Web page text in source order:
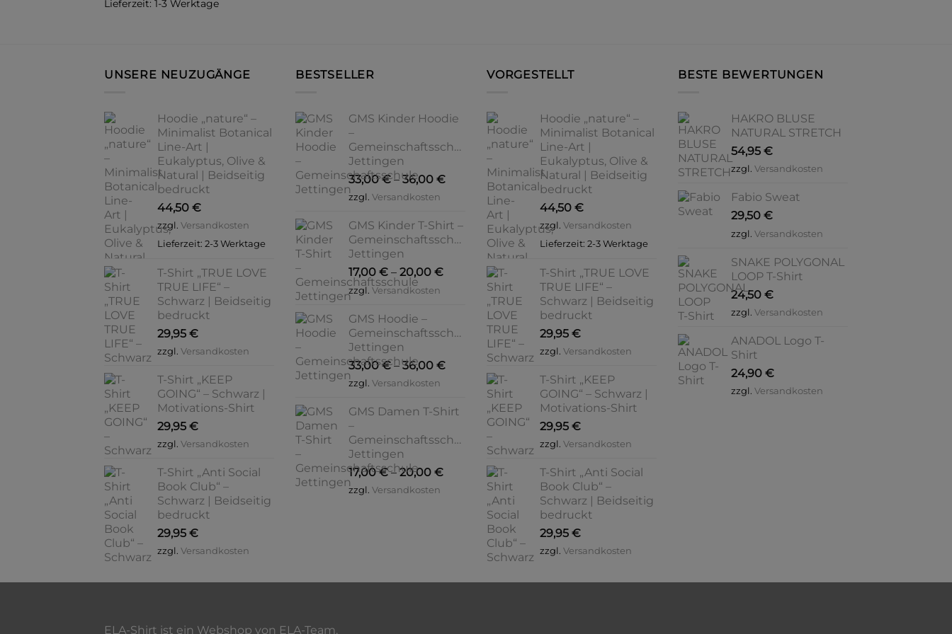
Optionen
auf
der
Produktseite
gewählt
werden
Lieferzeit: 1-3 Werktage
auf
Produktseite
gewählt
werden
Optionen
auf
der
Produktseite
gewählt
werden
Optionen
auf
der
Produktseite
gewählt
UNSERE NEUZUGÄNGE
Hoodie „nature“ –
Minimalist Botanical
Line-Art |
Eukalyptus, Olive &
Natural | Beidseitig
bedruckt
44,50 €
zzgl. Versandkosten
Lieferzeit: 2-3 Werktage
T-Shirt „TRUE LOVE
TRUE LIFE“ –
Schwarz | Beidseitig
bedruckt
29,95 €
zzgl. Versandkosten
T-Shirt „KEEP
GOING“ – Schwarz |
Motivations-Shirt
29,95 €
zzgl. Versandkosten
T-Shirt „Anti Social
Book Club“ –
Schwarz | Beidseitig
bedruckt
29,95 €
zzgl. Versandkosten
BESTSELLER
GMS Kinder Hoodie
–
Gemeinschaftsschule
Jettingen
33,00€–36,00 €
zzgl. Versandkosten
GMS Kinder T-Shirt –
Gemeinschaftsschule
Jettingen
17,00 € – 20,00 €
zzgl. Versandkosten
GMS Hoodie –
Gemeinschaftsschule
Jettingen
33,00€–36,00 €
zzgl. Versandkosten
GMS Damen T-Shirt
–
Gemeinschaftsschule
Jettingen
17,00€–20,00 €
zzgl. Versandkosten
VORGESTELLT
Hoodie „nature“ –
Minimalist Botanical
Line-Art |
Eukalyptus, Olive &
Natural | Beidseitig
bedruckt
44,50 €
zzgl. Versandkosten
Lieferzeit: 2-3 Werktage
T-Shirt „TRUE LOVE
TRUE LIFE“ –
Schwarz | Beidseitig
bedruckt
29,95 €
zzgl. Versandkosten
T-Shirt „KEEP
GOING“ – Schwarz |
Motivations-Shirt
29,95 €
zzgl. Versandkosten
T-Shirt „Anti Social
Book Club“ –
Schwarz | Beidseitig
bedruckt
29,95 €
zzgl. Versandkosten
BESTE BEWERTUNGEN
HAKRO BLUSE
NATURAL STRETCH
54,95 €
zzgl. Versandkosten
Fabio Sweat
29,50 €
zzgl. Versandkosten
SNAKE POLYGONAL
LOOP T-Shirt
24,50 €
zzgl. Versandkosten
ANADOL Logo T-
Shirt
24,90 €
zzgl. Versandkosten
ELA-Shirt ist ein Webshop von ELA-Team.